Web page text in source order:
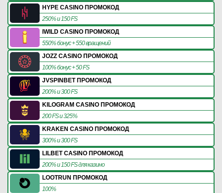
HYPE CASINO ПРОМОКОД
250% и 150 FS
IWILD CASINO ПРОМОКОД
550% бонус + 550 вращений
JOZZ CASINO ПРОМОКОД
100% бонус + 50 FS
JVSPINBET ПРОМОКОД
200% и 300 FS
KILOGRAM CASINO ПРОМОКОД
200 FS и 325%
KRAKEN CASINO ПРОМОКОД
300% и 300 FS
LILBET CASINO ПРОМОКОД
200% и 150 FS для казино
LOOTRUN ПРОМОКОД
100%